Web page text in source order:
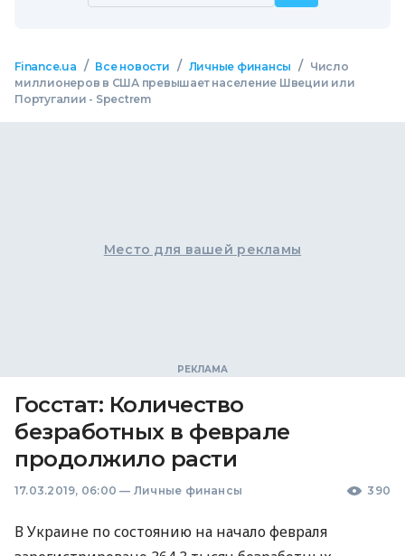
Finance.ua / Все новости / Личные финансы /
Число
миллионеров в США превышает население Швеции или
Португалии - Spectrem
Место для вашей рекламы
Госстат: Количество
безработных в феврале
продолжило расти
17.03.2019, 06:00 — Личные финансы 390
В Украине по состоянию на начало февраля